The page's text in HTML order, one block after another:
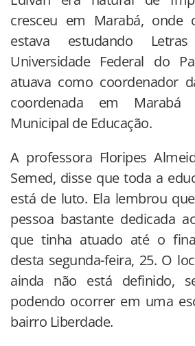
cresceu em Marabá, onde
estava estudando
Universidade Federal do
atuava como coordenador
coordenada em Marabá
Municipal de Educação.
A professora Floripes
Semed, disse que toda a
está de luto. Ela lembrou
pessoa bastante dedicada
que tinha atuado até o
desta segunda-feira, 25. O
ainda não está definido,
podendo ocorrer em uma
bairro Liberdade.